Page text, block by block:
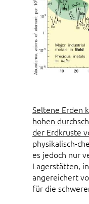
Seltene Erden
hohen
der Erdkruste
physikalisch-
es jedoch nur
Lagerstätten,
angereichert
für die